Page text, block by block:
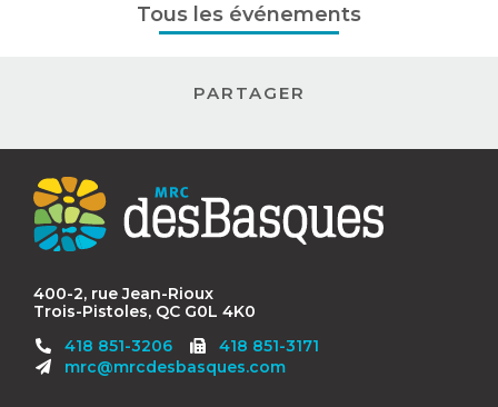
Tous les événements
PARTAGER
Contact
MRC
des
Basques
400-2, rue Jean-Rioux
Trois-Pistoles, QC G0L 4K0
418 851-3206
Télécopieur
:
418 851-3171
mrc@mrcdesbasques.com